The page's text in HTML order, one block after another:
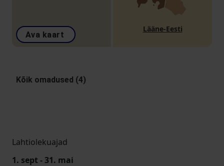
Ava kaart
Lääne-Eesti
Kõik omadused (4)
Lahtiolekuajad
1. sept - 31. mai